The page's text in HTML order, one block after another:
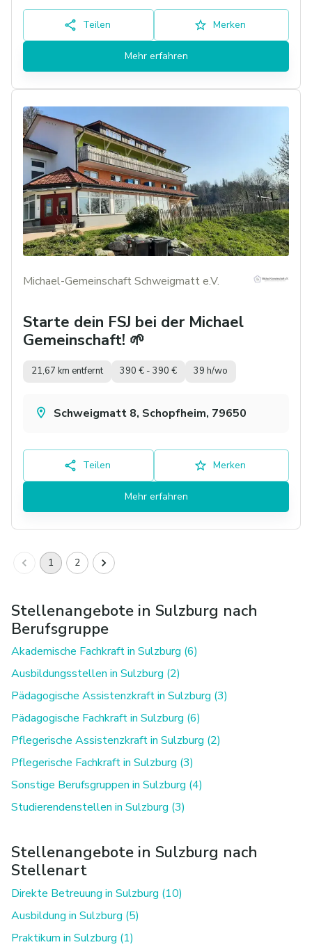
Teilen Merken
Mehr erfahren
Michael-Gemeinschaft Schweigmatt e.V.
Starte dein FSJ bei der Michael
Gemeinschaft! 🌱
21,67 km entfernt 390 € - 390 € 39 h/wo
Schweigmatt 8, Schopfheim, 79650
Teilen Merken
Mehr erfahren
1 2
Stellenangebote in Sulzburg nach
Berufsgruppe
Akademische Fachkraft in Sulzburg (6)
Ausbildungsstellen in Sulzburg (2)
Pädagogische Assistenzkraft in Sulzburg (3)
Pädagogische Fachkraft in Sulzburg (6)
Pflegerische Assistenzkraft in Sulzburg (2)
Pflegerische Fachkraft in Sulzburg (3)
Sonstige Berufsgruppen in Sulzburg (4)
Studierendenstellen in Sulzburg (3)
Stellenangebote in Sulzburg nach
Stellenart
Direkte Betreuung in Sulzburg (10)
Ausbildung in Sulzburg (5)
Praktikum in Sulzburg (1)